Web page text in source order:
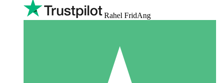
Rahel FridAng